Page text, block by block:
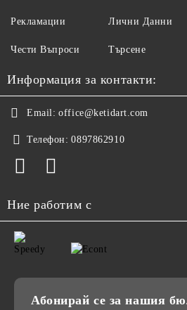
Рекламации
Чести Въпроси
Лични Данни
Търсене
Информация за контакти:
Email: office@ketidart.com
Телефон: 0897862910
Ние работим с
Абонирай се за нашия